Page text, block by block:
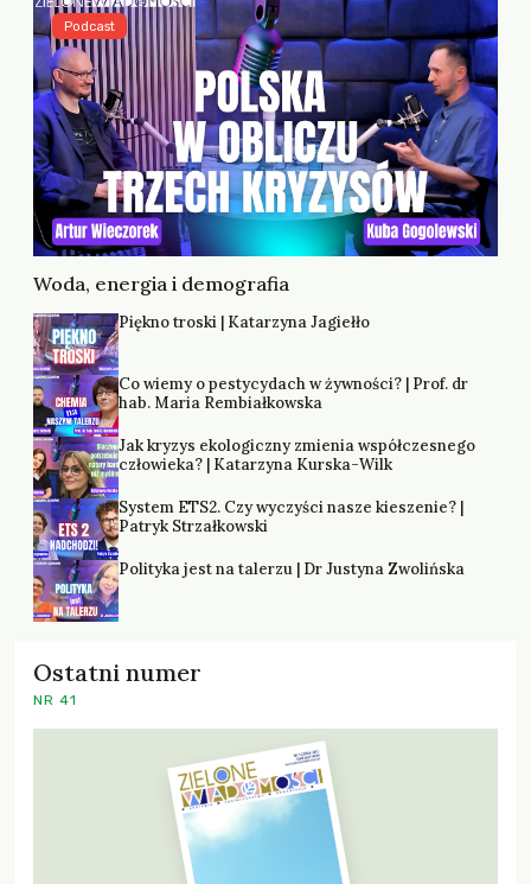
Woda, energia i demografia
Podcast
Piękno troski | Katarzyna Jagiełło
Co wiemy o pestycydach w żywności? | Prof. dr
hab. Maria Rembiałkowska
Jak kryzys ekologiczny zmienia współczesnego
człowieka? | Katarzyna Kurska-Wilk
System ETS2. Czy wyczyści nasze kieszenie? |
Patryk Strzałkowski
Polityka jest na talerzu | Dr Justyna Zwolińska
Ostatni numer
NR 41